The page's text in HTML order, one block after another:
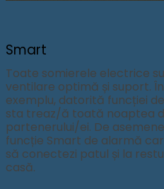
Smart
Toate somierele electrice
ventilare optimă și suport.
exemplu, datorită funcției
sta treaz/ă toată noaptea
partenerului/ei. De
funcție Smart de alarmă
să conectezi patul și la
casă.